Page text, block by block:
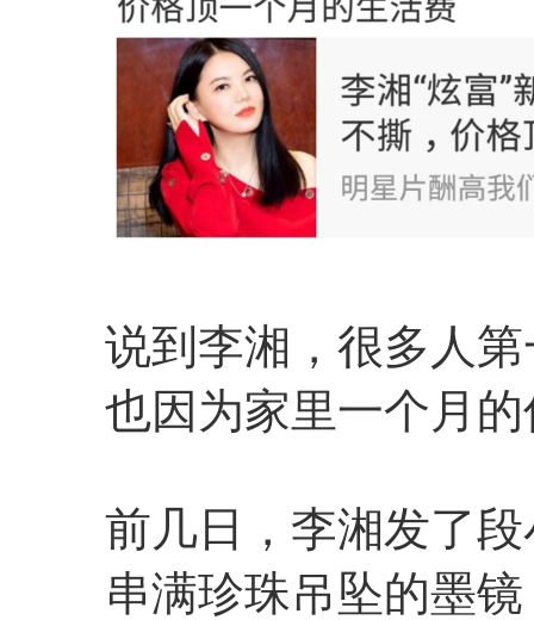
说到李湘，很多人
也因为家里一个月
前几日，李湘发了
串满珍珠吊坠的墨